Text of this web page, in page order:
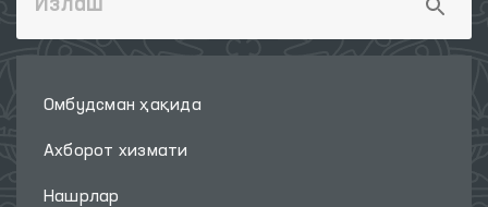
Омбудсман ҳақида
Ахборот хизмати
Нашрлар